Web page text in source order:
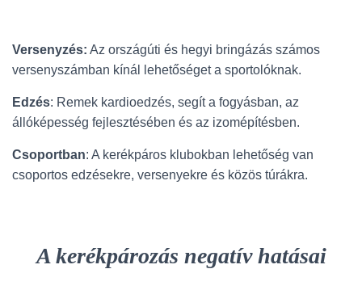
Versenyzés: Az országúti és hegyi bringázás számos
versenyszámban kínál lehetőséget a sportolóknak.
Edzés: Remek kardioedzés, segít a fogyásban, az
állóképesség fejlesztésében és az izomépítésben.
Csoportban: A kerékpáros klubokban lehetőség van
csoportos edzésekre, versenyekre és közös túrákra.
A kerékpározás negatív hatásai